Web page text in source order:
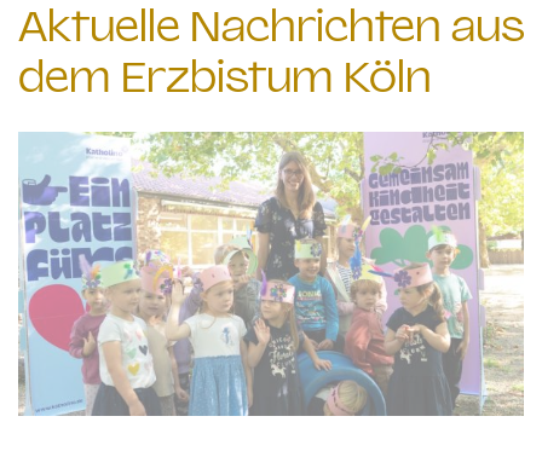
Aktuelle Nachrichten aus
dem Erzbistum Köln